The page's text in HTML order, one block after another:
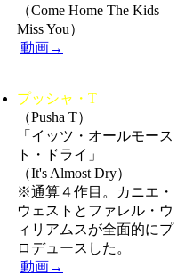
（Come Home The Kids
Miss You）
動画→
プッシャ・T
（Pusha T）
「イッツ・オールモース
ト・ドライ」
（It's Almost Dry）
※通算４作目。カニエ・
ウェストとファレル・ウ
ィリアムスが全面的にプ
ロデュースした。
動画→